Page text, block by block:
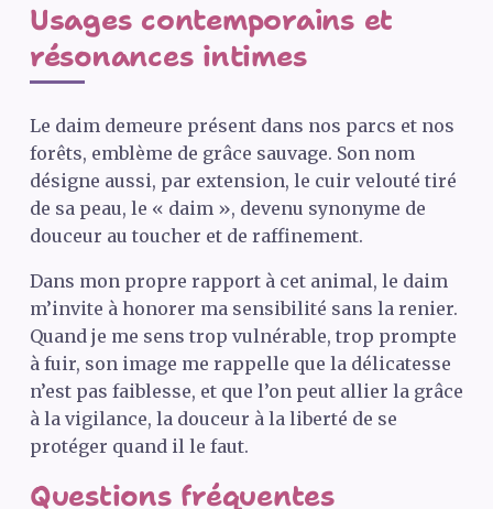
Usages contemporains et
résonances intimes
Le daim demeure présent dans nos parcs et nos
forêts, emblème de grâce sauvage. Son nom
désigne aussi, par extension, le cuir velouté tiré
de sa peau, le « daim », devenu synonyme de
douceur au toucher et de raffinement.
Dans mon propre rapport à cet animal, le daim
m’invite à honorer ma sensibilité sans la renier.
Quand je me sens trop vulnérable, trop prompte
à fuir, son image me rappelle que la délicatesse
n’est pas faiblesse, et que l’on peut allier la grâce
à la vigilance, la douceur à la liberté de se
protéger quand il le faut.
Questions fréquentes